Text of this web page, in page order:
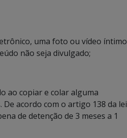
uma foto ou vídeo íntimo
não seja divulgado;
ao copiar e colar alguma
acordo com o artigo 138 da lei
de detenção de 3 meses a 1